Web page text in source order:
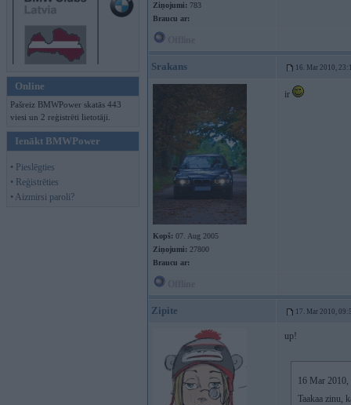
Online
Pašreiz BMWPower skatās 443
viesi un 2 reģistrēti lietotāji.
Ienākt BMWPower
• Pieslēgties
• Reģistrēties
• Aizmirsi paroli?
Ziņojumi: 783
Braucu ar:
Srakans 16. Mar 2010,
Kopš: 07. Aug 2005
Ziņojumi: 27800
Braucu ar:
ir
Zipite 17. Mar 2010,
up!
16 Mar
Taakaa zinu,